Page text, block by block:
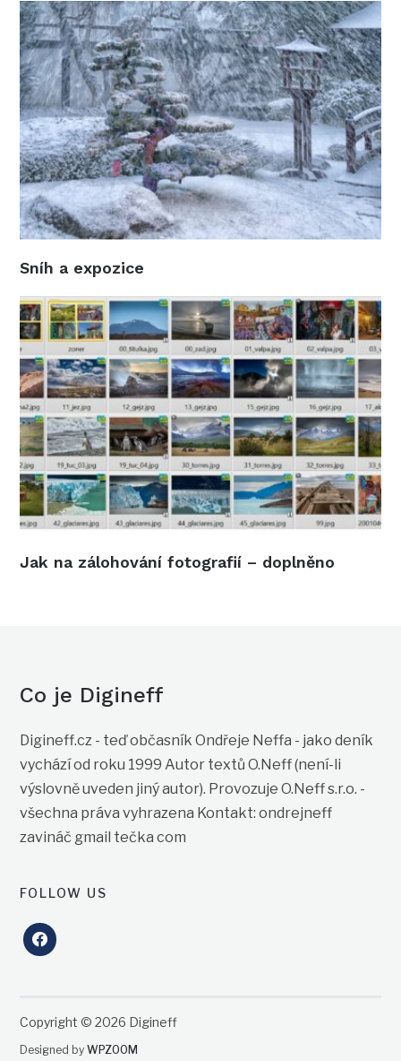
Sníh a expozice
Jak na zálohování fotografií – doplněno
Co je Digineff
Digineff.cz - teď občasník Ondřeje Neffa - jako deník
vychází od roku 1999 Autor textů O.Neff (není-li
výslovně uveden jiný autor). Provozuje O.Neff s.r.o. -
všechna práva vyhrazena Kontakt: ondrejneff
zavináč gmail tečka com
FOLLOW US
facebook
Copyright © 2026 Digineff
Designed byWPZOOM